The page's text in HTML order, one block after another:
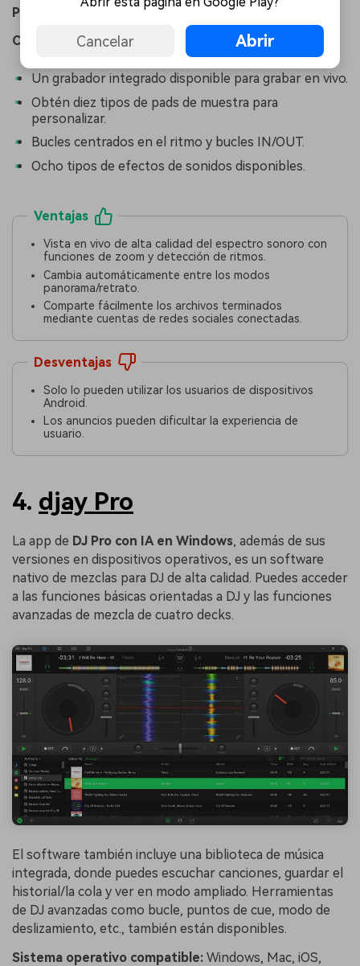
Precio:
Características:
Un grabador integrado disponible para grabar en vivo.
Obtén diez tipos de pads de muestra para
personalizar.
Bucles centrados en el ritmo y bucles IN/OUT.
Ocho tipos de efectos de sonidos disponibles.
Ventajas
Vista en vivo de alta calidad del espectro sonoro con
funciones de zoom y detección de ritmos.
Cambia automáticamente entre los modos
panorama/retrato.
Comparte fácilmente los archivos terminados
mediante cuentas de redes sociales conectadas.
Desventajas
Solo lo pueden utilizar los usuarios de dispositivos
Android.
Los anuncios pueden dificultar la experiencia de
usuario.
4. djay Pro
La app de DJ Pro con IA en Windows, además de sus
versiones en dispositivos operativos, es un software
nativo de mezclas para DJ de alta calidad. Puedes acceder
a las funciones básicas orientadas a DJ y las funciones
avanzadas de mezcla de cuatro decks.
El software también incluye una biblioteca de música
integrada, donde puedes escuchar canciones, guardar el
historial/la cola y ver en modo ampliado. Herramientas
de DJ avanzadas como bucle, puntos de cue, modo de
deslizamiento, etc., también están disponibles.
Sistema operativo compatible: Windows, Mac, iOS,
Cancelar Abrir